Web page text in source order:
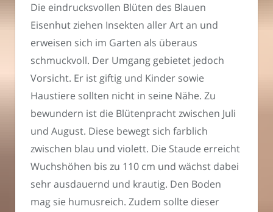
Die eindrucksvollen Blüten des Blauen
Eisenhut ziehen Insekten aller Art an und
erweisen sich im Garten als überaus
schmuckvoll. Der Umgang gebietet jedoch
Vorsicht. Er ist giftig und Kinder sowie
Haustiere sollten nicht in seine Nähe. Zu
bewundern ist die Blütenpracht zwischen Juli
und August. Diese bewegt sich farblich
zwischen blau und violett. Die Staude erreicht
Wuchshöhen bis zu 110 cm und wächst dabei
sehr ausdauernd und krautig. Den Boden
mag sie humusreich. Zudem sollte dieser